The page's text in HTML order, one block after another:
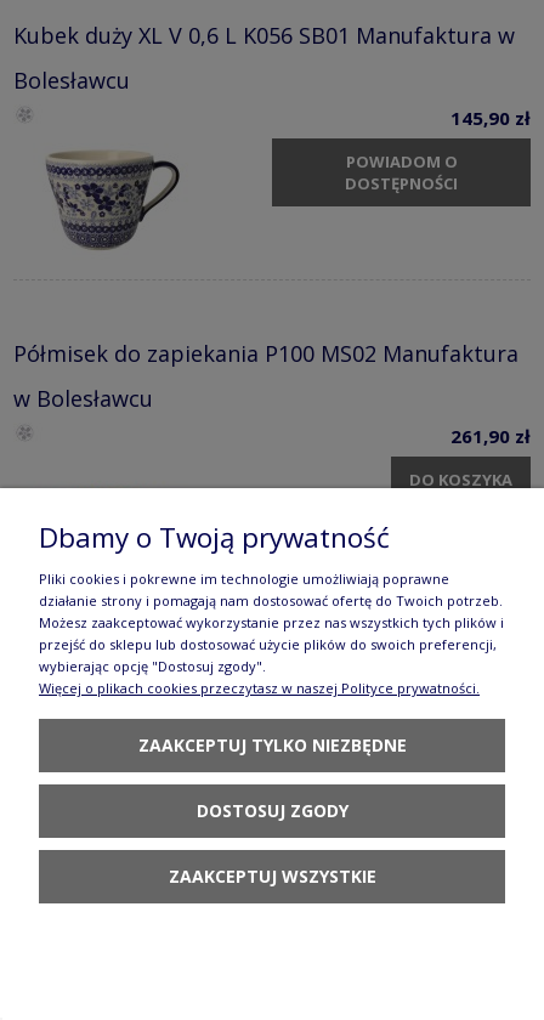
Kubek duży XL V 0,6 L K056 SB01 Manufaktura w
Bolesławcu
145,90 zł
POWIADOM O
DOSTĘPNOŚCI
Półmisek do zapiekania P100 MS02 Manufaktura
w Bolesławcu
261,90 zł
DO KOSZYKA
Filiżanka i spodek V 0,22 L F058 070S
Manufaktura w Bolesławcu
Dbamy o Twoją prywatność
Pliki cookies i pokrewne im technologie umożliwiają poprawne
działanie strony i pomagają nam dostosować ofertę do Twoich potrzeb.
Możesz zaakceptować wykorzystanie przez nas wszystkich tych plików i
przejść do sklepu lub dostosować użycie plików do swoich preferencji,
wybierając opcję "Dostosuj zgody".
Więcej o plikach cookies przeczytasz w naszej Polityce prywatności.
ZAAKCEPTUJ TYLKO NIEZBĘDNE
DOSTOSUJ ZGODY
ZAAKCEPTUJ WSZYSTKIE